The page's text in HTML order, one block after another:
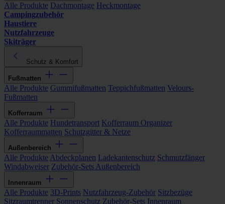
Alle Produkte Dachmontage Heckmontage
Campingzubehör
Haustiere
Nutzfahrzeuge
Skiträger
Schutz & Komfort
Fußmatten
Alle Produkte Gummifußmatten Teppichfußmatten Velours-
Fußmatten
Kofferraum
Alle Produkte Hundetransport Kofferraum Organizer
Kofferraummatten Schutzgitter & Netze
Außenbereich
Alle Produkte Abdeckplanen Ladekantenschutz Schmutzfänger
Windabweiser Zubehör-Sets Außenbereich
Innenraum
Alle Produkte 3D-Prints Nutzfahrzeug-Zubehör Sitzbezüge
Sitzraumtrenner Sonnenschutz Zubehör-Sets Innenraum